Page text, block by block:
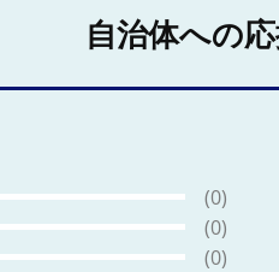
自治体への
(0)
(0)
(0)